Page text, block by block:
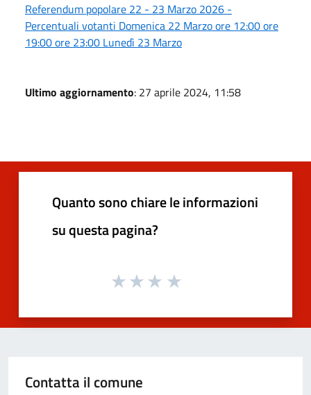
Referendum popolare 22 - 23 Marzo 2026 -
Percentuali votanti Domenica 22 Marzo ore 12:00 ore
19:00 ore 23:00 Lunedì 23 Marzo
Ultimo aggiornamento: 27 aprile 2024, 11:58
Quanto sono chiare le informazioni
su questa pagina?
Contatta il comune